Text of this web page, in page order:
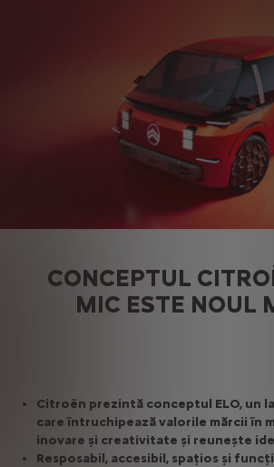
CONCEPTUL
MIC ESTE NOUL
Citroën prezintă conceptul ELO, un
care întruchipează valorile mărcii în
inovare și creativitate și reunește
Resposabil, accesibil, spațios și